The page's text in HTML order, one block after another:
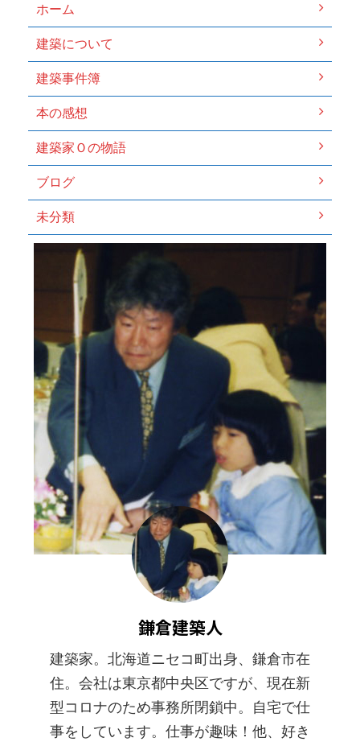
ホーム
建築について
建築事件簿
本の感想
建築家Ｏの物語
ブログ
未分類
鎌倉建築人
建築家。北海道ニセコ町出身、鎌倉市在
住。会社は東京都中央区ですが、現在新
型コロナのため事務所閉鎖中。自宅で仕
事をしています。仕事が趣味！他、好き